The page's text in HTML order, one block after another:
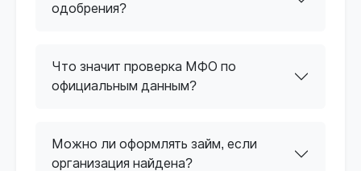
одобрения?
Что значит проверка МФО по
официальным данным?
Можно ли оформлять займ, если
организация найдена?